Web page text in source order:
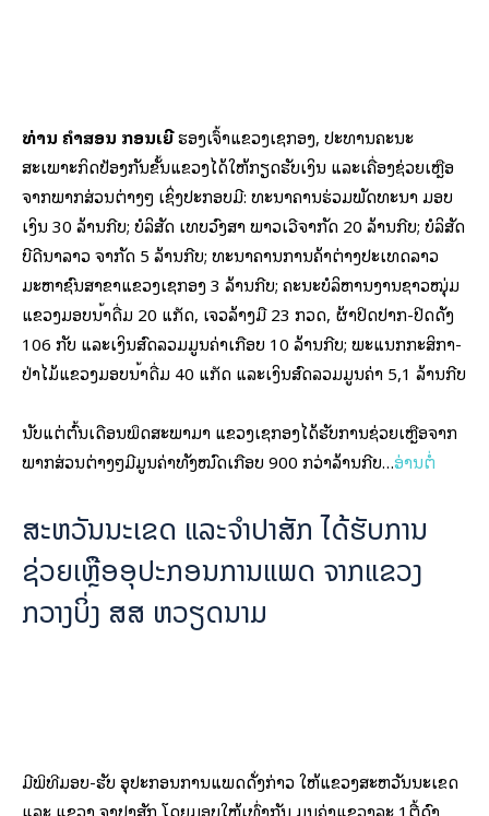
ທ່ານ ຄໍາສອນ ກອນເຍີຮອງເຈົ້າແຂວງເຊກອງ, ປະທານຄະນະ
ສະເພາະກິດປ້ອງກັນຂັ້ນແຂວງໄດ້ໃຫ້ກຽດຮັບເງິນ ແລະເຄື່ອງຊ່ວຍເຫຼືອ
ຈາກພາກສ່ວນຕ່າງໆ ເຊິ່ງປະກອບມີ: ທະນາຄານຮ່ວມພັດທະນາ ມອບ
ເງິນ 30 ລ້ານກີບ; ບໍລິສັດ ເທບວົງສາ ພາວເວີຈໍາກັດ 20 ລ້ານກີບ; ບໍລິສັດ
ບີດີນາລາວ ຈໍາກັດ 5 ລ້ານກີບ; ທະນາຄານການຄ້າຕ່າງປະເທດລາວ
ມະຫາຊົນສາຂາແຂວງເຊກອງ 3 ລ້ານກີບ; ຄະນະບໍລິຫານງານຊາວໝຸ່ມ
ແຂວງມອບນໍ້າດື່ມ 20 ແກັດ, ເຈວລ້າງມື 23 ກວດ, ຜ້າປິດປາກ-ປິດດັງ
106 ກັບ ແລະເງິນສົດລວມມູນຄ່າເກືອບ 10 ລ້ານກີບ; ພະແນກກະສິກໍາ-
ປ່າໄມ້ແຂວງມອບນໍ້າດື່ມ 40 ແກັດ ແລະເງິນສົດລວມມູນຄ່າ 5,1 ລ້ານກີບ
ນັບແຕ່ຕົ້ນເດືອນພຶດສະພາມາ ແຂວງເຊກອງໄດ້ຮັບການຊ່ວຍເຫຼືອຈາກ
ພາກສ່ວນຕ່າງໆມີມູນຄ່າທັງໝົດເກືອບ 900 ກວ່າລ້ານກີບ…ອ່ານຕໍ່
ສະຫວັນນະເຂດ ແລະຈຳປາສັກ ໄດ້ຮັບການ
ຊ່ວຍເຫຼືອອຸປະກອນການແພດ ຈາກແຂວງ
ກວາງບິ່ງ ສສ ຫວຽດນາມ
ມີພິທີມອບ-ຮັບ ອຸປະກອນການແພດດັ່ງກ່າວ ໃຫ້ແຂວງສະຫວັນນະເຂດ
ແລະ ແຂວງ ຈໍາປາສັກ ໂດຍມອບໃຫ້ເທົ່າກັນ ມູນຄ່າແຂວງລະ 1ຕື້ດົງ